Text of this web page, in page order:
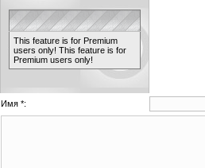
This feature is for Premium
users only! This feature is for
Premium users only!
Имя *: